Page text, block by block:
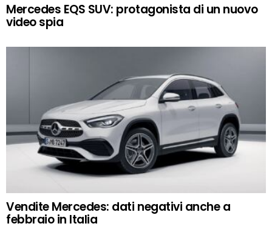
Mercedes EQS SUV: protagonista di un nuovo
video spia
Vendite Mercedes: dati negativi anche a
febbraio in Italia